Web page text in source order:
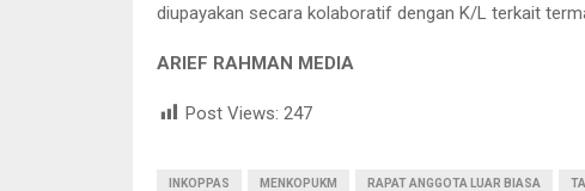
diupayakan secara kolaboratif dengan K/L terkait
ARIEF RAHMAN MEDIA
Post Views: 247
INKOPPAS MENKOPUKM RAPAT ANGGOTA LUAR BIASA